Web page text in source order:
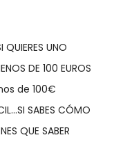
QUIERES UNO
DE 100 EUROS
de 100€
SABES CÓMO
QUE SABER